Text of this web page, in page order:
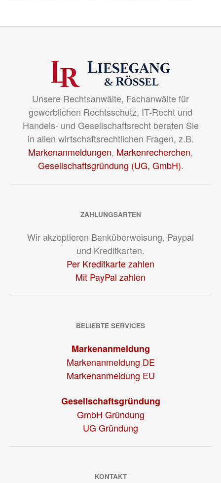
Unsere Rechtsanwälte, Fachanwälte für
gewerblichen Rechtsschutz, IT-Recht und
Handels- und Gesellschaftsrecht beraten Sie
in allen wirtschaftsrechtlichen Fragen, z.B.
Markenanmeldungen, Markenrecherchen,
Gesellschaftsgründung (UG, GmbH).
ZAHLUNGSARTEN
Wir akzeptieren Banküberweisung, Paypal
und Kreditkarten.
Per Kreditkarte zahlen
Mit PayPal zahlen
BELIEBTE SERVICES
Markenanmeldung
Markenanmeldung DE
Markenanmeldung EU
Gesellschaftsgründung
GmbH Gründung
UG Gründung
KONTAKT